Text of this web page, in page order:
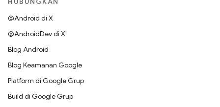
@Android di X
@AndroidDev di X
Blog Android
Blog Keamanan Google
Platform di Google Grup
Build di Google Grup